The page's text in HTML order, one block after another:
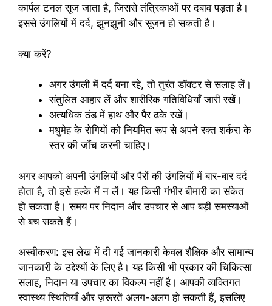
कार्पल टनल सूज जाता है, जिससे तंत्रिकाओं पर दबाव पड़ता है।
इससे उंगलियों में दर्द, झुनझुनी और सूजन हो सकती है।
क्या करें?
अगर उंगली में दर्द बना रहे, तो तुरंत डॉक्टर से सलाह लें।
संतुलित आहार लें और शारीरिक गतिविधियाँ जारी रखें।
अत्यधिक ठंड में हाथ और पैर ढके रखें।
मधुमेह के रोगियों को नियमित रूप से अपने रक्त शर्करा के
स्तर की जाँच करनी चाहिए।
अगर आपको अपनी उंगलियों और पैरों की उंगलियों में बार-बार दर्द
होता है, तो इसे हल्के में न लें। यह किसी गंभीर बीमारी का संकेत
हो सकता है। समय पर निदान और उपचार से आप बड़ी समस्याओं
से बच सकते हैं।
अस्वीकरण: इस लेख में दी गई जानकारी केवल शैक्षिक और सामान्य
जानकारी के उद्देश्यों के लिए है। यह किसी भी प्रकार की चिकित्सा
सलाह, निदान या उपचार का विकल्प नहीं है। आपकी व्यक्तिगत
स्वास्थ्य स्थितियाँ और ज़रूरतें अलग-अलग हो सकती हैं, इसलिए